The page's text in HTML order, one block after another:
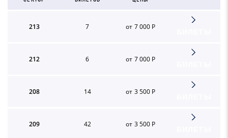
213 7 от 7 000 Р
212 6 от 7 000 Р
208 14 от 3 500 Р
209 42 от 3 500 Р